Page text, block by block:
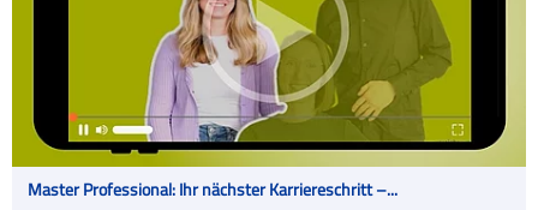
Master Professional: Ihr nächster Karriereschritt –...